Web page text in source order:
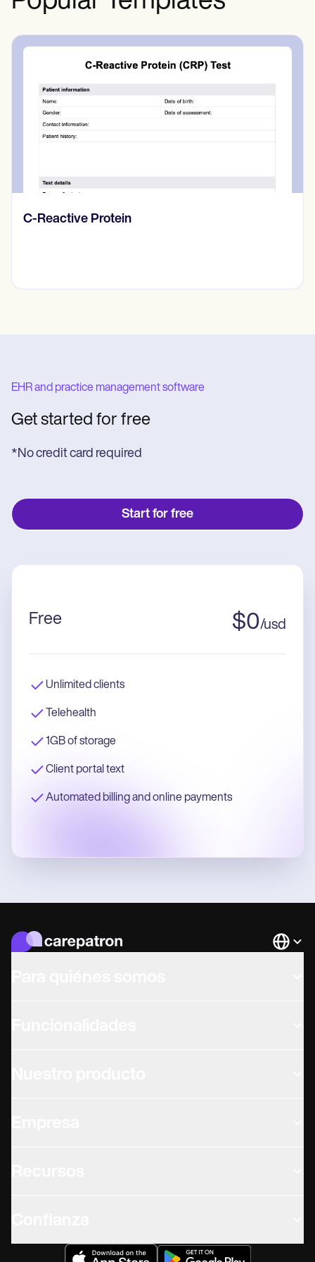
Diario de pensamientos
EHR and practice management software
Get started for free
*No credit card required
Start for free
Free $0/usd
Unlimited clients
Telehealth
1GB of storage
Client portal text
Automated billing and online payments